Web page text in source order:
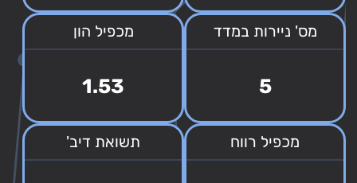
מס' ניירות במדד
5
מכפיל הון
1.53
מכפיל רווח תשואת דיב'